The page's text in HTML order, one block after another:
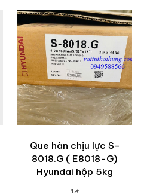
Que hàn chịu lực S-
8018.G ( E8018-G)
Hyundai hộp 5kg